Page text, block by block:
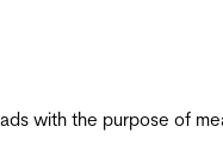
with the purpose of